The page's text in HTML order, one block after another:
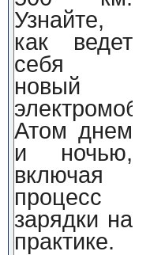
Узнайте,
как ведет
себя
новый
электромобиль
Атом днем
и ночью,
включая
процесс
зарядки на
практике.